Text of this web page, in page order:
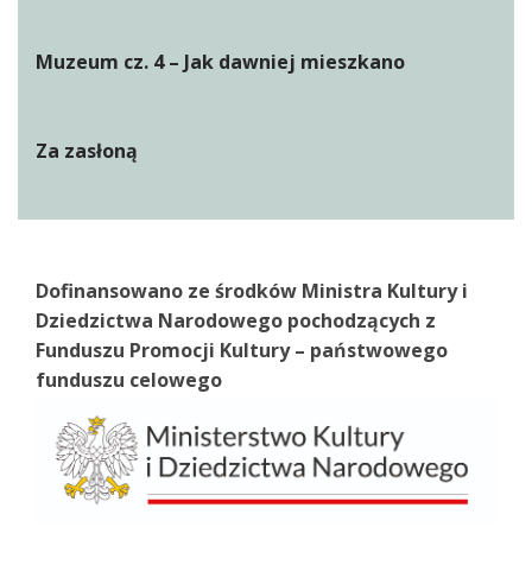
Muzeum cz. 4 – Jak dawniej mieszkano
Za zasłoną
Dofinansowano ze środków Ministra Kultury i
Dziedzictwa Narodowego pochodzących z
Funduszu Promocji Kultury – państwowego
funduszu celowego